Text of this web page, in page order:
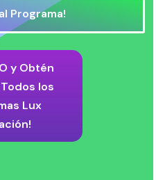
Programa!
y Obtén
los
Lux